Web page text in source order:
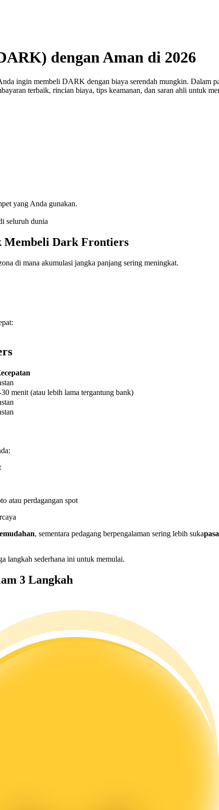
dengan Aman di 2026
ingin membeli DARK dengan biaya serendah mungkin. Dalam
terbaik, rincian biaya, tips keamanan, dan saran ahli untuk
yang Anda gunakan.
seluruh dunia
Membeli Dark Frontiers
di mana akumulasi jangka panjang sering meningkat.
menit (atau lebih lama tergantung bank)
atau perdagangan spot
, sementara pedagang berpengalaman sering lebih suka
langkah sederhana ini untuk memulai.
3 Langkah